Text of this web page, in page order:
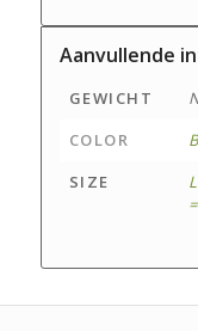
Aanvullende
GEWICHT
COLOR
SIZE